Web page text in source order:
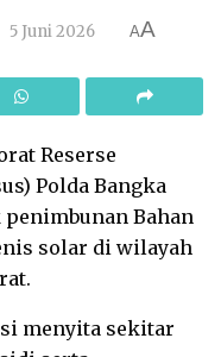
5 Juni 2026 AA
Reserse
Polda Bangka
Bahan
solar di wilayah
menyita sekitar